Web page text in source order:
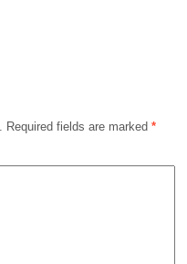
Required fields are marked *